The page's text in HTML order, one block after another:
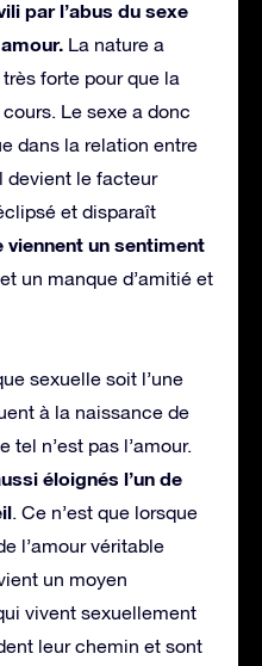
par l’abus du sexe
La nature a
forte pour que la
Le sexe a donc
dans la relation entre
devient le facteur
et disparaît
viennent un sentiment
un manque d’amitié et
sexuelle soit l’une
à la naissance de
tel n’est pas l’amour.
éloignés l’un de
. Ce n’est que lorsque
l’amour véritable
un moyen
vivent sexuellement
leur chemin et sont